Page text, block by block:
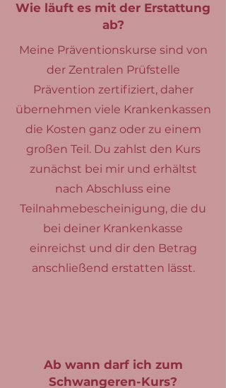
Wie läuft es mit der Erstattung
ab?
Meine Präventionskurse sind von
der Zentralen Prüfstelle
Prävention zertifiziert, daher
übernehmen viele Krankenkassen
die Kosten ganz oder zu einem
großen Teil. Du zahlst den Kurs
zunächst bei mir und erhältst
nach Abschluss eine
Teilnahmebescheinigung, die du
bei deiner Krankenkasse
einreichst und dir den Betrag
anschließend erstatten lässt.
Ab wann darf ich zum
Schwangeren-Kurs?